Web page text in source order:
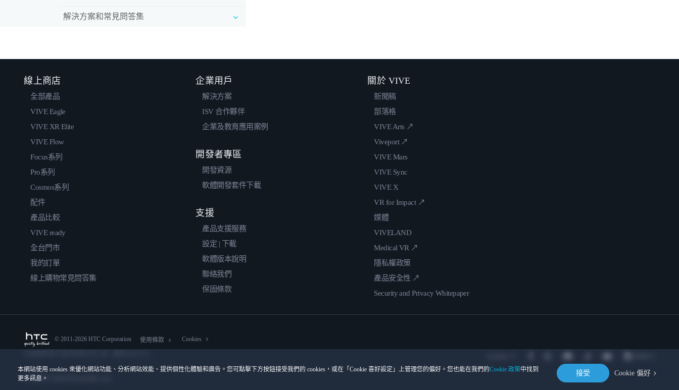
解決方案和常見問答集
本網站使用 cookies 來優化網站功能、分析網站效能、提供個性化體驗和廣告。您可點擊下方按鈕接受我們的 cookies，或在「Cookie 喜好設定」上管理您的偏好。您也能在我們的Cookie 政策中找到
更多訊息。
接受 Cookie 偏好
線上商店
全部產品
VIVE Eagle
VIVE XR Elite
VIVE Flow
Focus系列
Pro系列
Cosmos系列
配件
產品比較
VIVE ready
全台門市
我的訂單
線上購物常見問答集
企業用戶
解決方案
ISV 合作夥伴
企業及教育應用案例
開發者專區
開發資源
軟體開發套件下載
支援
產品支援服務
設定 | 下載
軟體版本說明
聯絡我們
保固條款
關於 VIVE
新聞稿
部落格
VIVE Arts ↗
Viveport ↗
VIVE Mars
VIVE Sync
VIVE X
VR for Impact ↗
媒體
VIVELAND
Medical VR ↗
隱私權政策
產品安全性 ↗
Security and Privacy Whitepaper
© 2011-2026 HTC Corporation 使用條款 Cookies
隱私聯絡: